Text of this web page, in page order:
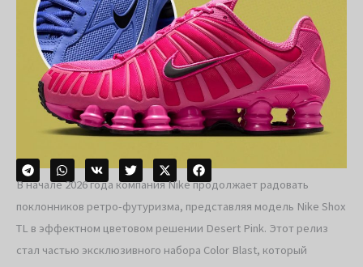
В начале 2026 года компания Nike продолжает радовать
поклонников ретро-футуризма, представляя модель Nike Shox
TL в эффектном цветовом решении Desert Pink. Этот релиз
стал частью эксклюзивного набора Color Blast, который